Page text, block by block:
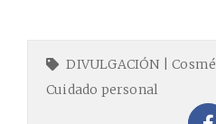
DIVULGACIÓN |
Cuidado personal